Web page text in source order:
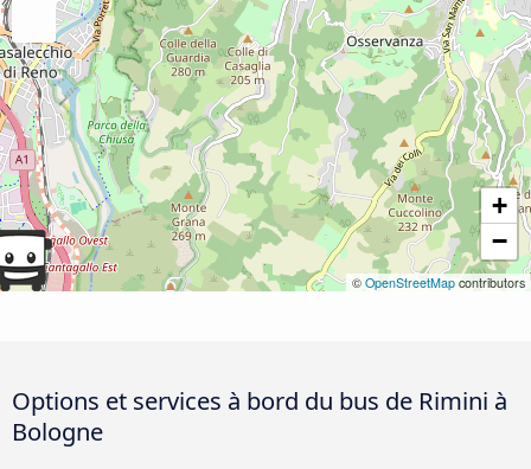
+
−
© OpenStreetMap contributors
Options et services à bord du bus de Rimini à
Bologne